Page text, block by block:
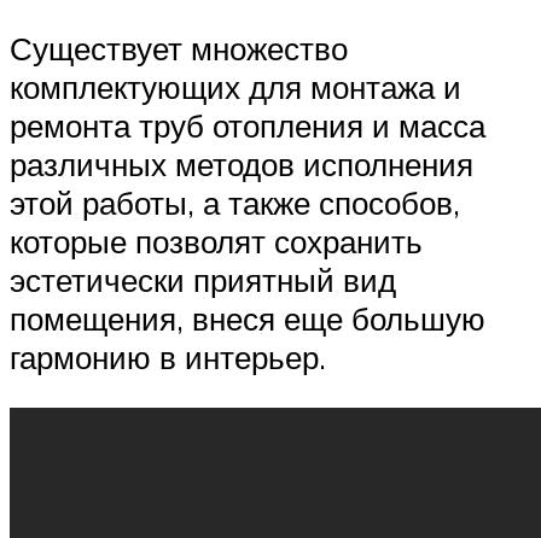
Существует множество
комплектующих для монтажа и
ремонта труб отопления и масса
различных методов исполнения
этой работы, а также способов,
которые позволят сохранить
эстетически приятный вид
помещения, внеся еще большую
гармонию в интерьер.